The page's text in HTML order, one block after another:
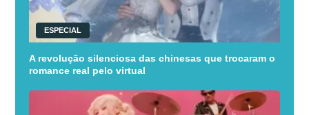
ESPECIAL
A revolução silenciosa das chinesas que trocaram o
romance real pelo virtual